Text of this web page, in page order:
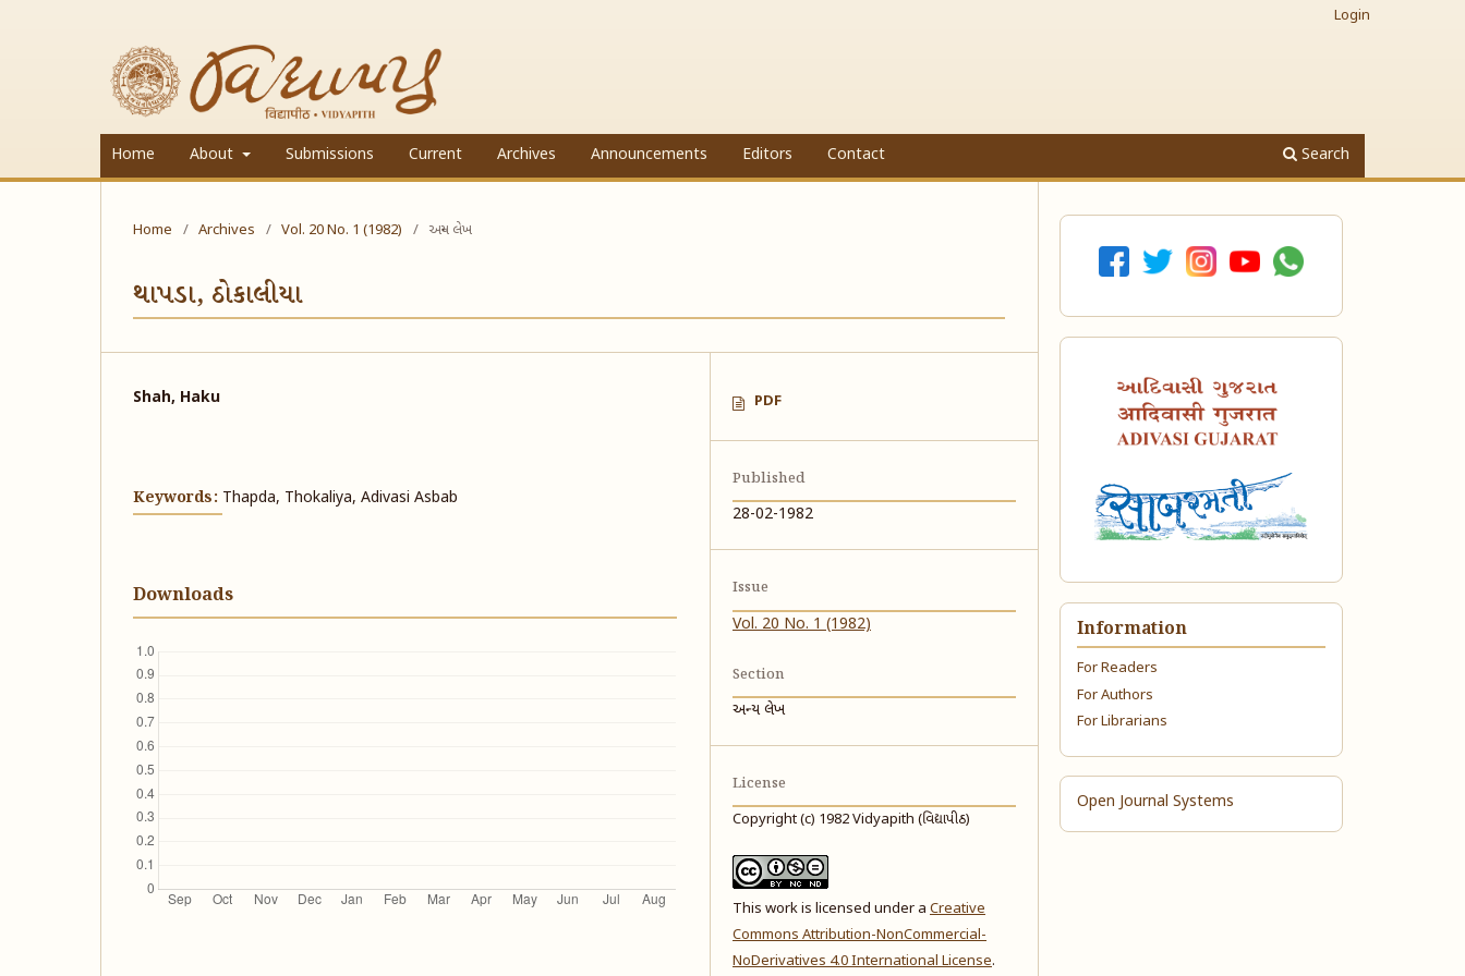
Home About Submissions Current Archives Announcements Editors Contact Search
Login
Home / Archives / Vol. 20 No. 1 (1982) / અન્ય લેખ
થાપડા, ઠોકાલીયા
Shah, Haku
Keywords: Thapda, Thokaliya, Adivasi Asbab
Downloads
PDF
Published
28-02-1982
Issue
Vol. 20 No. 1 (1982)
Section
અન્ય લેખ
License
Copyright (c) 1982 Vidyapith (વિદ્યાપીઠ)
This work is licensed under aCreative
Commons Attribution-NonCommercial-
NoDerivatives 4.0 International License.
Information
For Readers
For Authors
For Librarians
Open Journal Systems